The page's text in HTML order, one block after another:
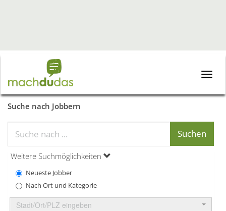
Toggle
Suche nach Jobbern
Weitere Suchmöglichkeiten
Neueste Jobber
Nach Ort und Kategorie
Stadt/Ort/PLZ eingeben